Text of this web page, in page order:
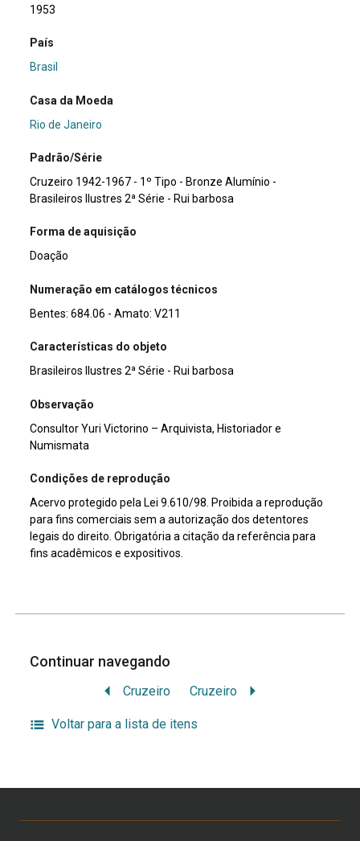
1953
País
Brasil
Casa da Moeda
Rio de Janeiro
Padrão/Série
Cruzeiro 1942-1967 - 1º Tipo - Bronze Alumínio -
Brasileiros Ilustres 2ª Série - Rui barbosa
Forma de aquisição
Doação
Numeração em catálogos técnicos
Bentes: 684.06 - Amato: V211
Características do objeto
Brasileiros Ilustres 2ª Série - Rui barbosa
Observação
Consultor Yuri Victorino – Arquivista, Historiador e
Numismata
Condições de reprodução
Acervo protegido pela Lei 9.610/98. Proibida a reprodução
para fins comerciais sem a autorização dos detentores
legais do direito. Obrigatória a citação da referência para
fins acadêmicos e expositivos.
Continuar navegando
Cruzeiro Cruzeiro
Voltar para a lista de itens